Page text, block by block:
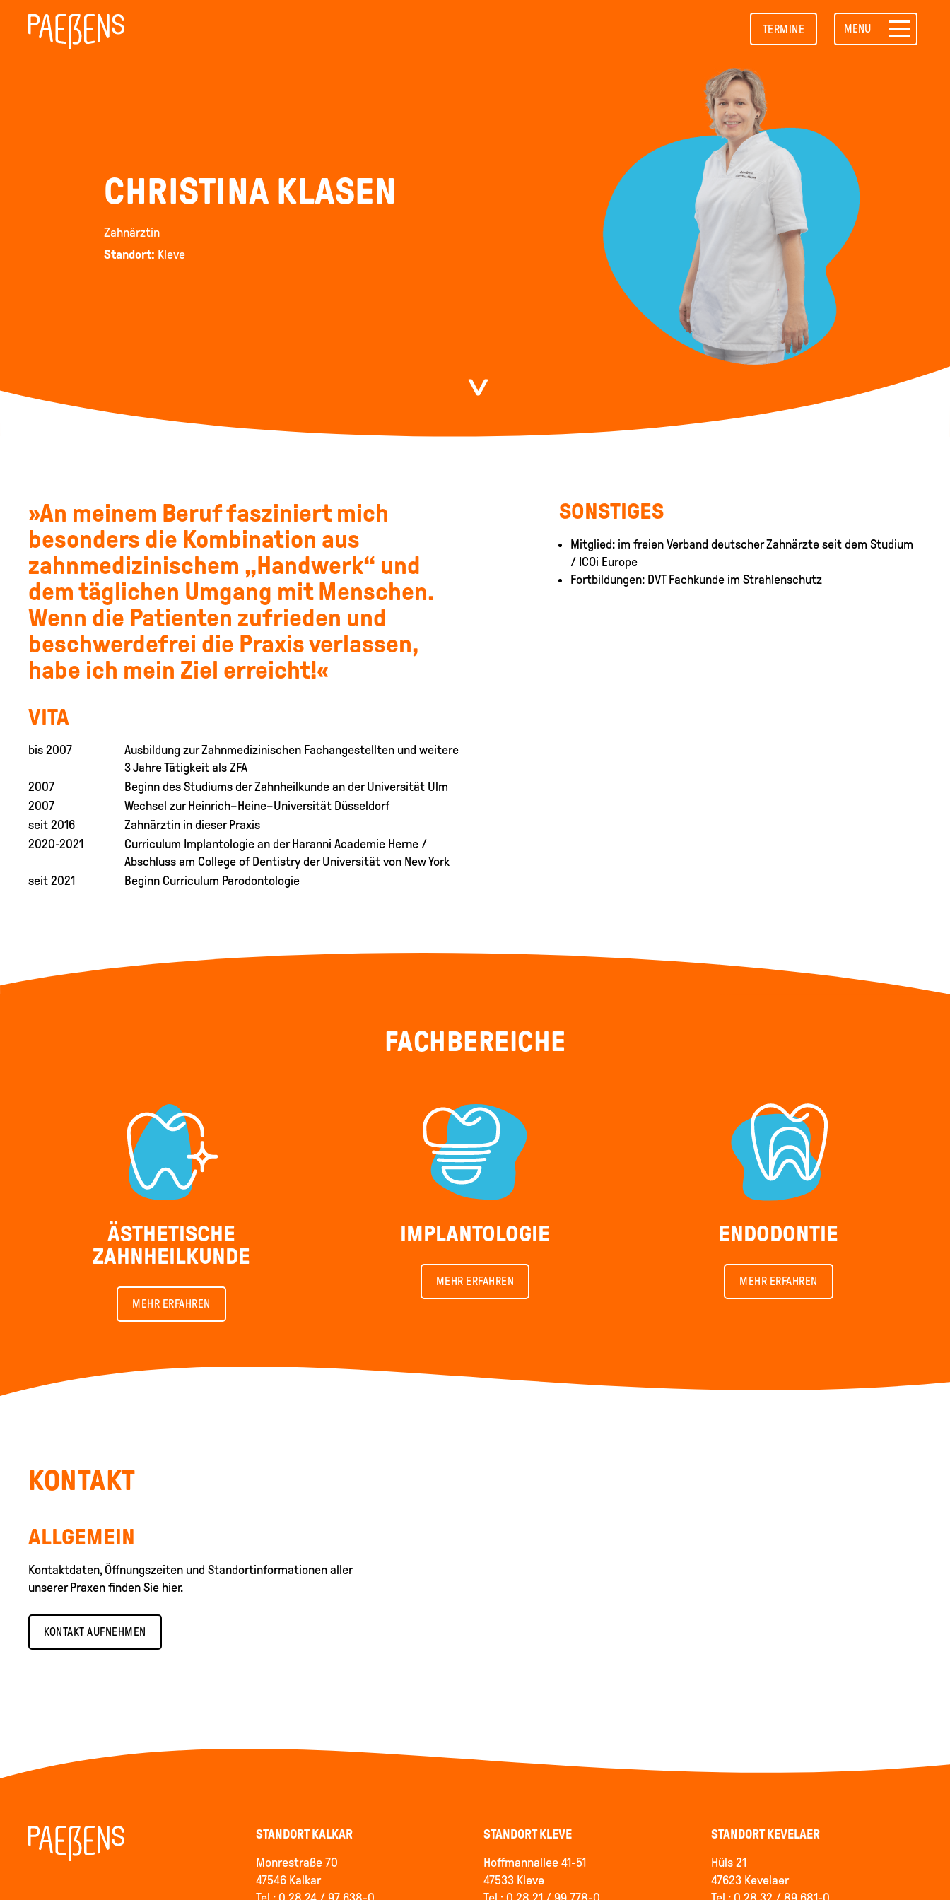
TERMINE MENU
CHRISTINA KLASEN
Zahnärztin
Standort: Kleve
An meinem Beruf fasziniert mich
besonders die Kombination aus
zahnmedizinischem „Handwerk“ und
dem täglichen Umgang mit Menschen.
Wenn die Patienten zufrieden und
beschwerdefrei die Praxis verlassen,
habe ich mein Ziel erreicht!
VITA
bis 2007
Ausbildung zur Zahnmedizinischen Fachangestellten und weitere
3 Jahre Tätigkeit als ZFA
2007
Beginn des Studiums der Zahnheilkunde an der Universität Ulm
2007
Wechsel zur Heinrich–Heine–Universität Düsseldorf
seit 2016
Zahnärztin in dieser Praxis
2020-2021
Curriculum Implantologie an der Haranni Academie Herne /
Abschluss am College of Dentistry der Universität von New York
seit 2021
Beginn Curriculum Parodontologie
SONSTIGES
Mitglied: im freien Verband deutscher Zahnärzte seit dem Studium
/ ICOi Europe
Fortbildungen: DVT Fachkunde im Strahlenschutz
FACHBEREICHE
ÄSTHETISCHE
ZAHNHEILKUNDE
MEHR ERFAHREN
IMPLANTOLOGIE
MEHR ERFAHREN
ENDODONTIE
MEHR ERFAHREN
KONTAKT
ALLGEMEIN
Kontaktdaten, Öffnungszeiten und Standortinformationen aller
unserer Praxen finden Sie hier.
KONTAKT AUFNEHMEN
STANDORT KALKAR
Monrestraße 70
47546 Kalkar
STANDORT KLEVE
Hoffmannallee 41-51
47533 Kleve
STANDORT KEVELAER
Hüls 21
47623 Kevelaer